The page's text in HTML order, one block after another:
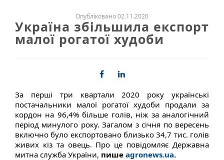
Опубліковано 02.11.2020
Україна збільшила експорт
малої рогатої худоби
За перші три квартали 2020 року українські
постачальники малої рогатої худоби продали за
кордон на 96,4% більше голів, ніж за аналогічний
період минулого року. Загалом з січня по вересень
включно було експортовано близько 34,7 тис. голів
живих кіз та овець. Про це повідомляє Державна
митна служба України, пише agronews.ua.